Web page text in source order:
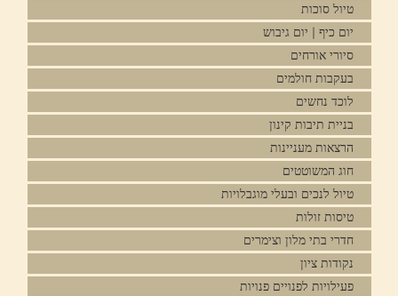
טיול סוכות
יום כיף | יום גיבוש
סיורי אורחים
בעקבות חולמים
לוכד נחשים
בניית תיבות קינון
הרצאות מעניינות
חוג המשוטטים
טיול לנכים ובעלי מוגבלויות
טיסות זולות
חדרי בתי מלון וצימרים
נקודות ציון
פעילויות לפנויים פנויות